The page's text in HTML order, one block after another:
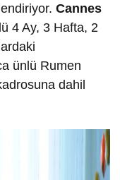
Cannes
4 Ay, 3 Hafta, 2
ünlü Rumen
dahil